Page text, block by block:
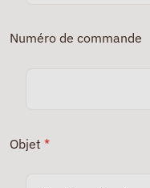
Numéro de commande
Objet *